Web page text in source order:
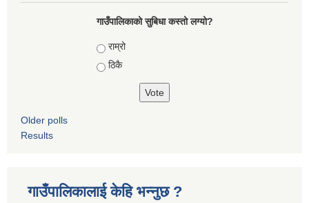
गाउँपालिकाको सुबिधा कस्तो लग्यो?
Choices
राम्रो
ठिकै
Older polls
Results
गाउँपालिकालाई केहि भन्नुछ ?